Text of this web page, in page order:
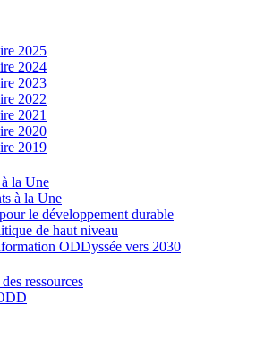
2025
2024
2023
2022
2021
2020
2019
la Une
à la Une
le développement durable
de haut niveau
ODDyssée vers 2030
ressources